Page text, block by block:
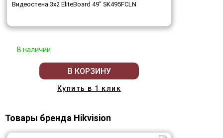
Видеостена 3x2 EliteBoard 49" SK495FCLN
В наличии
В КОРЗИНУ
Купить в 1 клик
Товары бренда Hikvision